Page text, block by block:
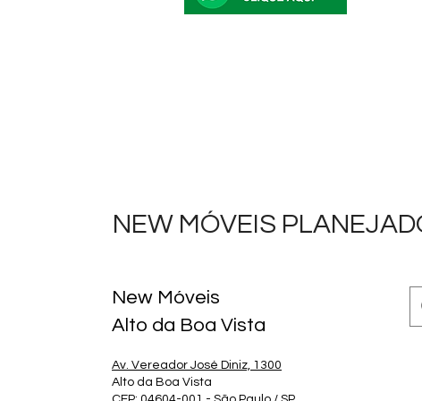
NEW MÓVEIS
New Móveis
Alto da Boa Vista
Av. Vereador José Diniz, 1300
Alto da Boa Vista